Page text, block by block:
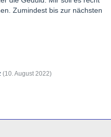
Zumindest bis zur nächsten
(10. August 2022)